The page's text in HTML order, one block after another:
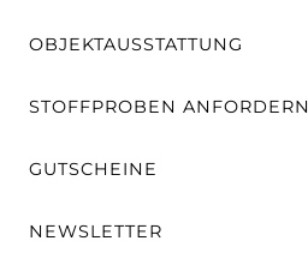
OBJEKTAUSSTATTUNG
STOFFPROBEN ANFORDERN
GUTSCHEINE
NEWSLETTER